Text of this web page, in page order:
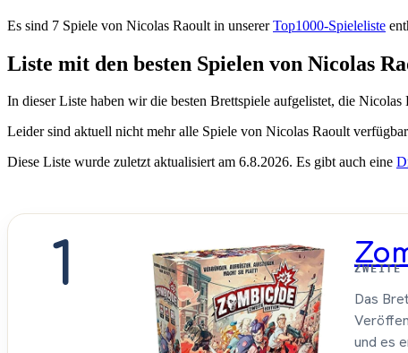
Es sind 7 Spiele von Nicolas Raoult in unsererTop1000-Spieleliste
Liste mit den besten Spielen von Nicolas
In dieser Liste haben wir die besten Brettspiele aufgelistet, die
Leider sind aktuell nicht mehr alle Spiele von Nicolas Raoult
Diese Liste wurde zuletzt aktualisiert am 6.8.2026. Es gibt auch eine
1
Das
und es